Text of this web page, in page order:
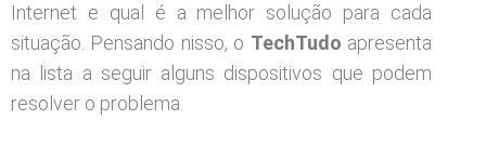
Internet e qual é a melhor solução para cada
situação. Pensando nisso, o TechTudo apresenta
na lista a seguir alguns dispositivos que podem
resolver o problema.